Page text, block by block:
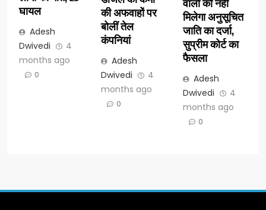
घायल
Adesh
Dwivedi
4
months ago
0
की अफवाहों पर
बोलीं तेल
कंपनियां
Adesh
Dwivedi
4
months ago
0
वालों को नहीं
मिलेगा अनुसूचित
जाति का दर्जा,
सुप्रीम कोर्ट का
फैसला
Adesh
Dwivedi
4
months ago
0